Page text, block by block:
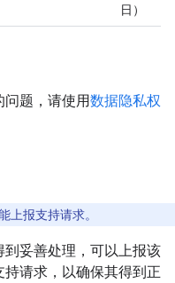
日）
问题，请使用数据隐私权
上报支持请求。
妥善处理，可以上报该
请求，以确保其得到正